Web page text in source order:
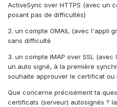
ActiveSync over HTTPS (avec un
posant pas de difficultés)
2. un compte GMAIL (avec l'appli
sans difficulté
3. un compte IMAP over SSL
un auto signé, à la première
souhaite approuver le certificat ou
Que concerne précisément ta
certificats (serveur) autosignés ?